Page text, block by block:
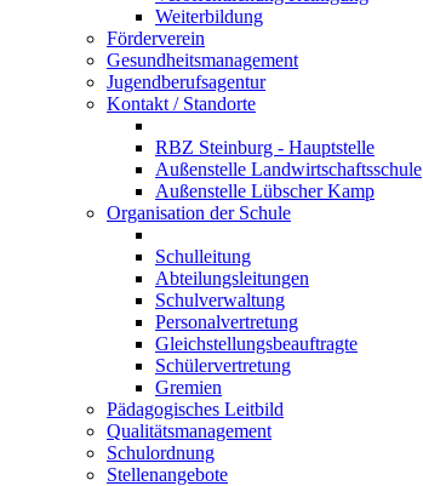
Weiterbildung
Förderverein
Gesundheitsmanagement
Jugendberufsagentur
Kontakt / Standorte
RBZ Steinburg - Hauptstelle
Außenstelle Landwirtschaftsschule
Außenstelle Lübscher Kamp
Organisation der Schule
Schulleitung
Abteilungsleitungen
Schulverwaltung
Personalvertretung
Gleichstellungsbeauftragte
Schülervertretung
Gremien
Pädagogisches Leitbild
Qualitätsmanagement
Schulordnung
Stellenangebote